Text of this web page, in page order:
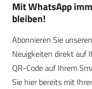
Mit WhatsApp
bleiben!
Abonnieren Sie
Neuigkeiten direkt auf
QR-Code auf Ihrem
Sie hier bereits mit